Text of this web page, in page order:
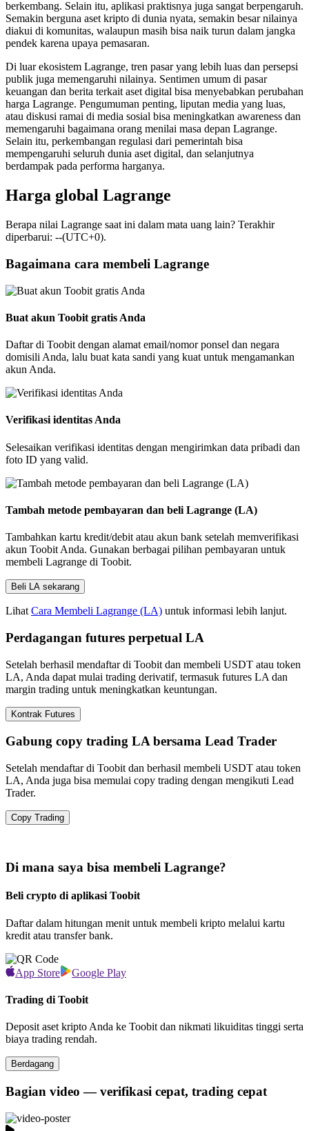
berkembang. Selain itu, aplikasi praktisnya juga sangat berpengaruh.
Semakin berguna aset kripto di dunia nyata, semakin besar nilainya
diakui di komunitas, walaupun masih bisa naik turun dalam jangka
pendek karena upaya pemasaran.
Di luar ekosistem Lagrange, tren pasar yang lebih luas dan persepsi
publik juga memengaruhi nilainya. Sentimen umum di pasar
keuangan dan berita terkait aset digital bisa menyebabkan perubahan
harga Lagrange. Pengumuman penting, liputan media yang luas,
atau diskusi ramai di media sosial bisa meningkatkan awareness dan
memengaruhi bagaimana orang menilai masa depan Lagrange.
Selain itu, perkembangan regulasi dari pemerintah bisa
mempengaruhi seluruh dunia aset digital, dan selanjutnya
berdampak pada performa harganya.
Harga global Lagrange
Berapa nilai Lagrange saat ini dalam mata uang lain? Terakhir
diperbarui: --(UTC+0).
Bagaimana cara membeli Lagrange
Buat akun Toobit gratis Anda
Daftar di Toobit dengan alamat email/nomor ponsel dan negara
domisili Anda, lalu buat kata sandi yang kuat untuk mengamankan
akun Anda.
Verifikasi identitas Anda
Selesaikan verifikasi identitas dengan mengirimkan data pribadi dan
foto ID yang valid.
Tambah metode pembayaran dan beli Lagrange (LA)
Tambahkan kartu kredit/debit atau akun bank setelah memverifikasi
akun Toobit Anda. Gunakan berbagai pilihan pembayaran untuk
membeli Lagrange di Toobit.
Beli LA sekarang
Lihat Cara Membeli Lagrange (LA) untuk informasi lebih lanjut.
Perdagangan futures perpetual LA
Setelah berhasil mendaftar di Toobit dan membeli USDT atau token
LA, Anda dapat mulai trading derivatif, termasuk futures LA dan
margin trading untuk meningkatkan keuntungan.
Kontrak Futures
Gabung copy trading LA bersama Lead Trader
Setelah mendaftar di Toobit dan berhasil membeli USDT atau token
LA, Anda juga bisa memulai copy trading dengan mengikuti Lead
Trader.
Copy Trading
Di mana saya bisa membeli Lagrange?
Beli crypto di aplikasi Toobit
Daftar dalam hitungan menit untuk membeli kripto melalui kartu
kredit atau transfer bank.
App Store Google Play
Trading di Toobit
Deposit aset kripto Anda ke Toobit dan nikmati likuiditas tinggi serta
biaya trading rendah.
Berdagang
Bagian video — verifikasi cepat, trading cepat